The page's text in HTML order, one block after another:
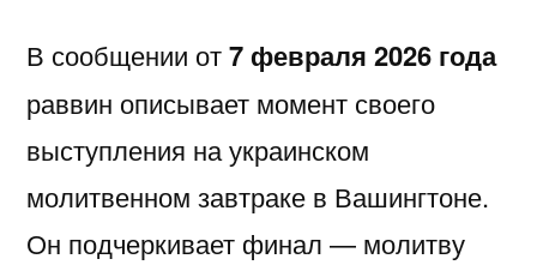
В сообщении от7 февраля 2026 года
раввин описывает момент своего
выступления на украинском
молитвенном завтраке в Вашингтоне.
Он подчеркивает финал — молитву